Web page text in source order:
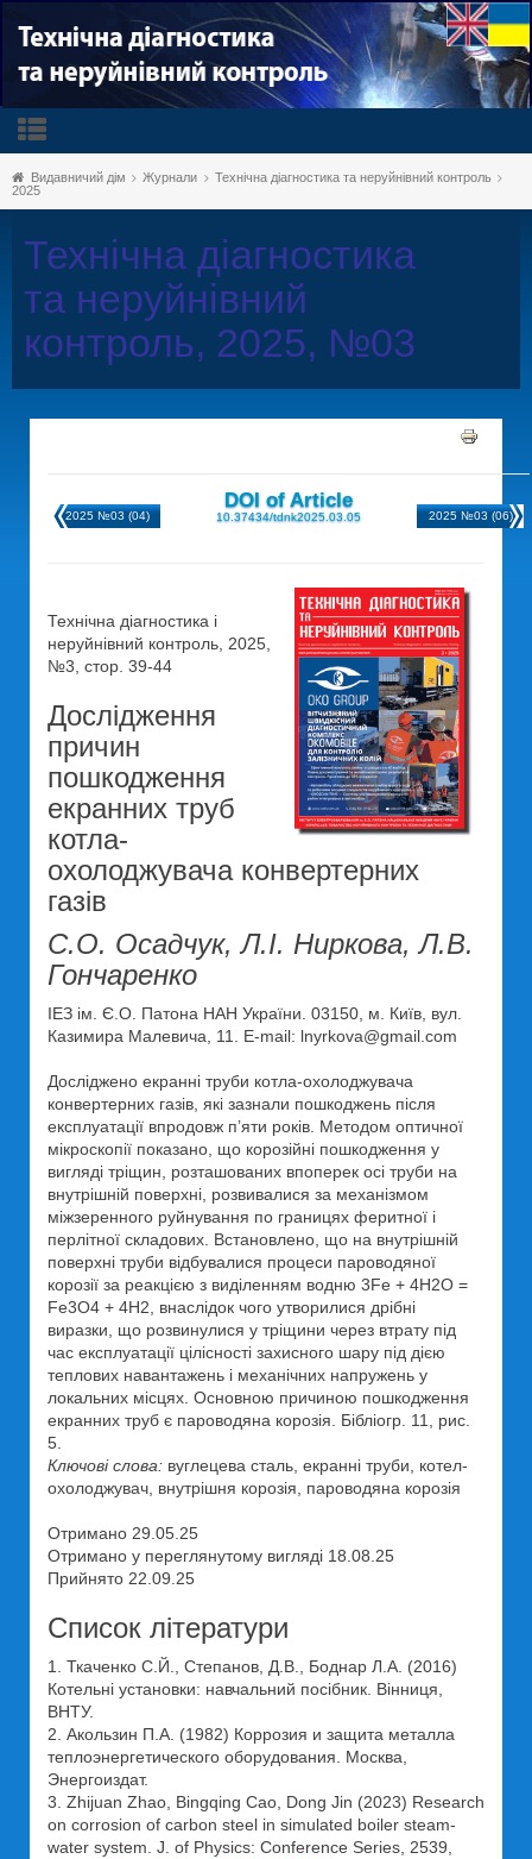
Видавничий дім Журнали
Технічна діагностика та неруйнівний контроль
2025
Технічна діагностика
та неруйнівний
контроль, 2025, №03
2025 №03 (04)
DOI of Article
10.37434/tdnk2025.03.05 2025 №03 (06)
Технічна діагностика і
неруйнівний контроль, 2025,
№3, стор. 39-44
Дослідження
причин
пошкодження
екранних труб
котла-
охолоджувача конвертерних
газів
С.О. Осадчук, Л.І. Ниркова, Л.В.
Гончаренко
ІЕЗ ім. Є.О. Патона НАН України. 03150, м. Київ, вул.
Казимира Малевича, 11. E-mail: lnyrkova@gmail.com
Досліджено екранні труби котла-охолоджувача
конвертерних газів, які зазнали пошкоджень після
експлуатації впродовж п’яти років. Методом оптичної
мікроскопії показано, що корозійні пошкодження у
вигляді тріщин, розташованих впоперек осі труби на
внутрішній поверхні, розвивалися за механізмом
міжзеренного руйнування по границях феритної і
перлітної складових. Встановлено, що на внутрішній
поверхні труби відбувалися процеси пароводяної
корозії за реакцією з виділенням водню 3Fе + 4Н2О =
Fе3O4 + 4Н2, внаслідок чого утворилися дрібні
виразки, що розвинулися у тріщини через втрату під
час експлуатації цілісності захисного шару під дією
теплових навантажень і механічних напружень у
локальних місцях. Основною причиною пошкодження
екранних труб є пароводяна корозія. Бібліогр. 11, рис.
5.
Ключові слова: вуглецева сталь, екранні труби, котел-
охолоджувач, внутрішня корозія, пароводяна корозія
Отримано 29.05.25
Отримано у переглянутому вигляді 18.08.25
Прийнято 22.09.25
Список літератури
1. Ткаченко С.Й., Степанов, Д.В., Боднар Л.А. (2016)
Котельні установки: навчальний посібник. Вінниця,
ВНТУ.
2. Акользин П.А. (1982) Коррозия и защита металла
теплоэнергетического оборудования. Москва,
Энергоиздат.
3. Zhijuan Zhao, Bingqing Cao, Dong Jin (2023) Research
on corrosion of carbon steel in simulated boiler steam-
water system. J. of Physics: Conference Series, 2539,